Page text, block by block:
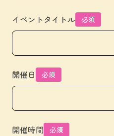
イベントタイトル 必須
開催日 必須
開催時間 必須